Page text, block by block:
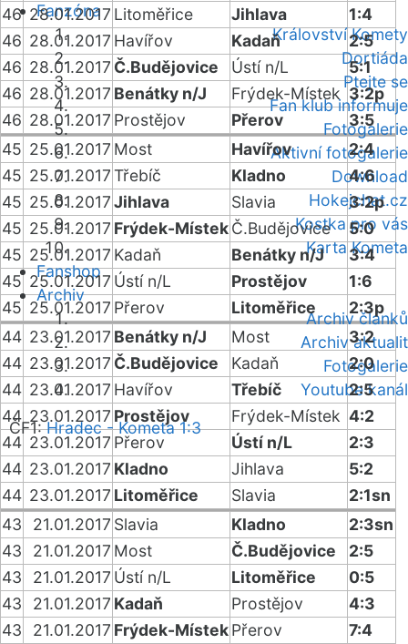
Fanzóna
Království Komety
Dortiáda
Ptejte se
Fan klub informuje
Fotogalerie
Aktivní fotogalerie
Download
Hokejchat.cz
Kostka pro vás
Karta Kometa
Fanshop
Archiv
Archiv článků
Archiv aktualit
Fotogalerie
Youtube kanál
ČF1:Hradec - Kometa 1:3
46 28.01.2017 Litoměřice Jihlava
1:4
46 28.01.2017 Havířov Kadaň
2:5
46 28.01.2017 Č.Budějovice Ústí n/L
5:1
46 28.01.2017 Benátky n/J Frýdek-Místek 3:2p
46 28.01.2017 Prostějov Přerov
3:5
45 25.01.2017 Most Havířov
2:4
45 25.01.2017Třebíč Kladno
4:6
45 25.01.2017Jihlava Slavia
3:2p
45 25.01.2017 Frýdek-MístekČ.Budějovice
5:0
45 25.01.2017 Kadaň Benátky n/J
3:4
45 25.01.2017 Ústí n/L Prostějov
1:6
45 25.01.2017 Přerov Litoměřice
2:3p
44 23.01.2017 Benátky n/J Most
3:2
44 23.01.2017 Č.Budějovice Kadaň
2:0
44 23.01.2017 Havířov Třebíč
2:5
44 23.01.2017 Prostějov Frýdek-Místek 4:2
44 23.01.2017 Přerov Ústí n/L
2:3
44 23.01.2017 Kladno Jihlava
5:2
44 23.01.2017 Litoměřice Slavia
2:1sn
43
21.01.2017 Slavia Kladno
2:3sn
43
21.01.2017 Most Č.Budějovice
2:5
43
21.01.2017 Ústí n/L Litoměřice
0:5
43
21.01.2017 Kadaň Prostějov
4:3
43
21.01.2017 Frýdek-MístekPřerov
7:4